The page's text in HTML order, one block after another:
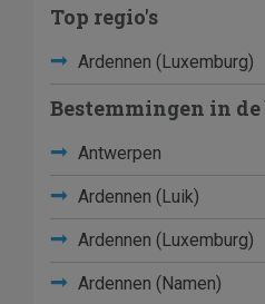
Top regio's
Ardennen (Luxemburg)
Bestemmingen in
Antwerpen
Ardennen (Luik)
Ardennen (Luxemburg)
Ardennen (Namen)